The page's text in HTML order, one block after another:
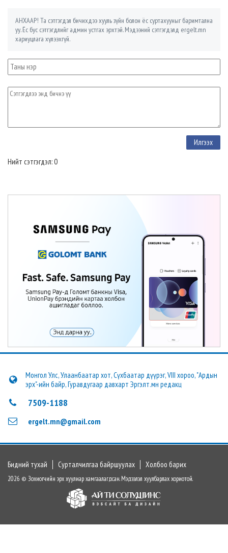
АНХААР! Та сэтгэгдэл бичихдээ хууль зүйн болон ёс суртахууныг баримтална
уу. Ёс бус сэтгэгдлийг админ устгах эрхтэй. Мэдээний сэтгэгдэлд ergelt.mn
хариуцлага хүлээхгүй.
Нийт сэтгэгдэл: 0
Монгол Улс, Улаанбаатар хот, Сүхбаатар дүүрэг, VIII хороо, "Ардын
эрх"-ийн байр, Гуравдугаар давхарт Эргэлт.мн редакц
7509-1188
ergelt.mn@gmail.com
Бидний тухай Сурталчилгаа байршуулах Холбоо барих
2026 © Зохиогчийн эрх хуулиар хамгаалагдсан. Мэдээлэл хуулбарлах хориотой.